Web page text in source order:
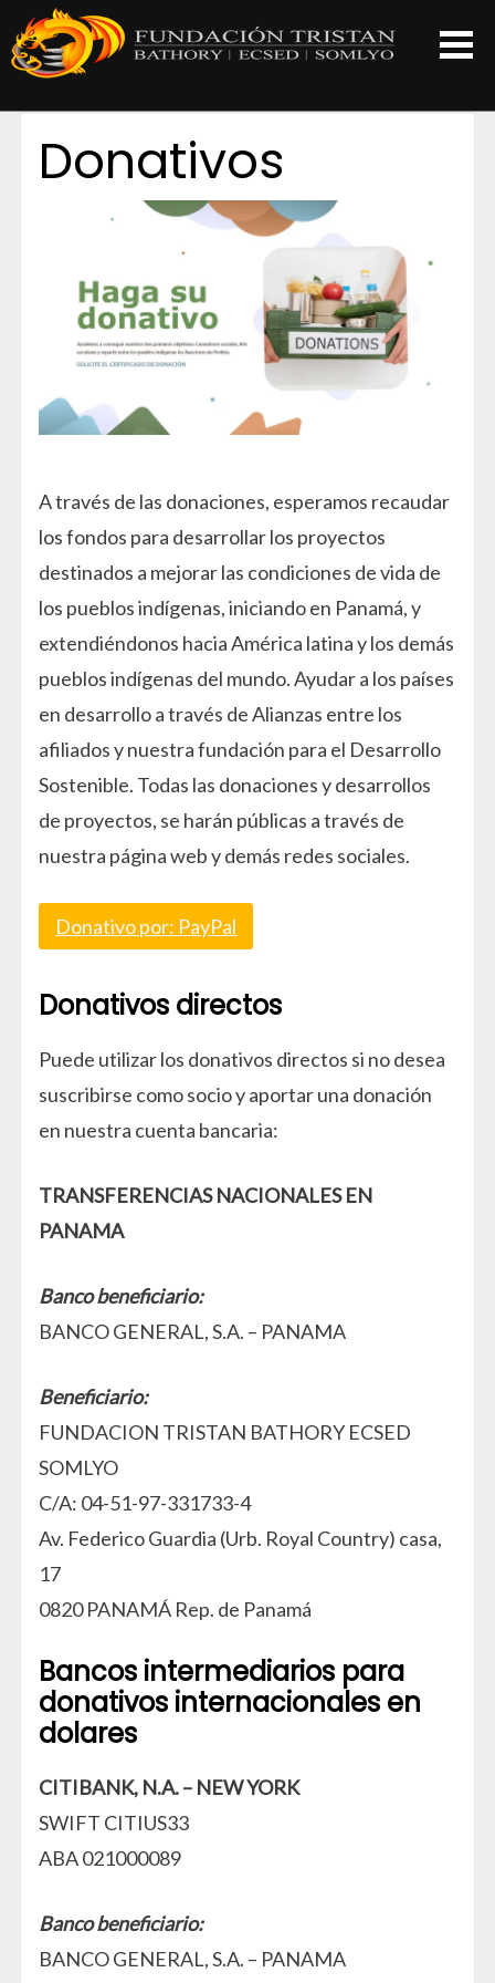
Donativos
A través de las donaciones, esperamos recaudar
los fondos para desarrollar los proyectos
destinados a mejorar las condiciones de vida de
los pueblos indígenas, iniciando en Panamá, y
extendiéndonos hacia América latina y los demás
pueblos indígenas del mundo. Ayudar a los países
en desarrollo a través de Alianzas entre los
afiliados y nuestra fundación para el Desarrollo
Sostenible. Todas las donaciones y desarrollos
de proyectos, se harán públicas a través de
nuestra página web y demás redes sociales.
Donativo por: PayPal
Donativos directos
Puede utilizar los donativos directos si no desea
suscribirse como socio y aportar una donación
en nuestra cuenta bancaria:
TRANSFERENCIAS NACIONALES EN
PANAMA
Banco beneficiario:
BANCO GENERAL, S.A. – PANAMA
Beneficiario:
FUNDACION TRISTAN BATHORY ECSED
SOMLYO
C/A: 04-51-97-331733-4
Av. Federico Guardia (Urb. Royal Country) casa,
17
0820 PANAMÁ Rep. de Panamá
Bancos intermediarios para
donativos internacionales en
dolares
CITIBANK, N.A. – NEW YORK
SWIFT CITIUS33
ABA 021000089
Banco beneficiario:
BANCO GENERAL, S.A. – PANAMA